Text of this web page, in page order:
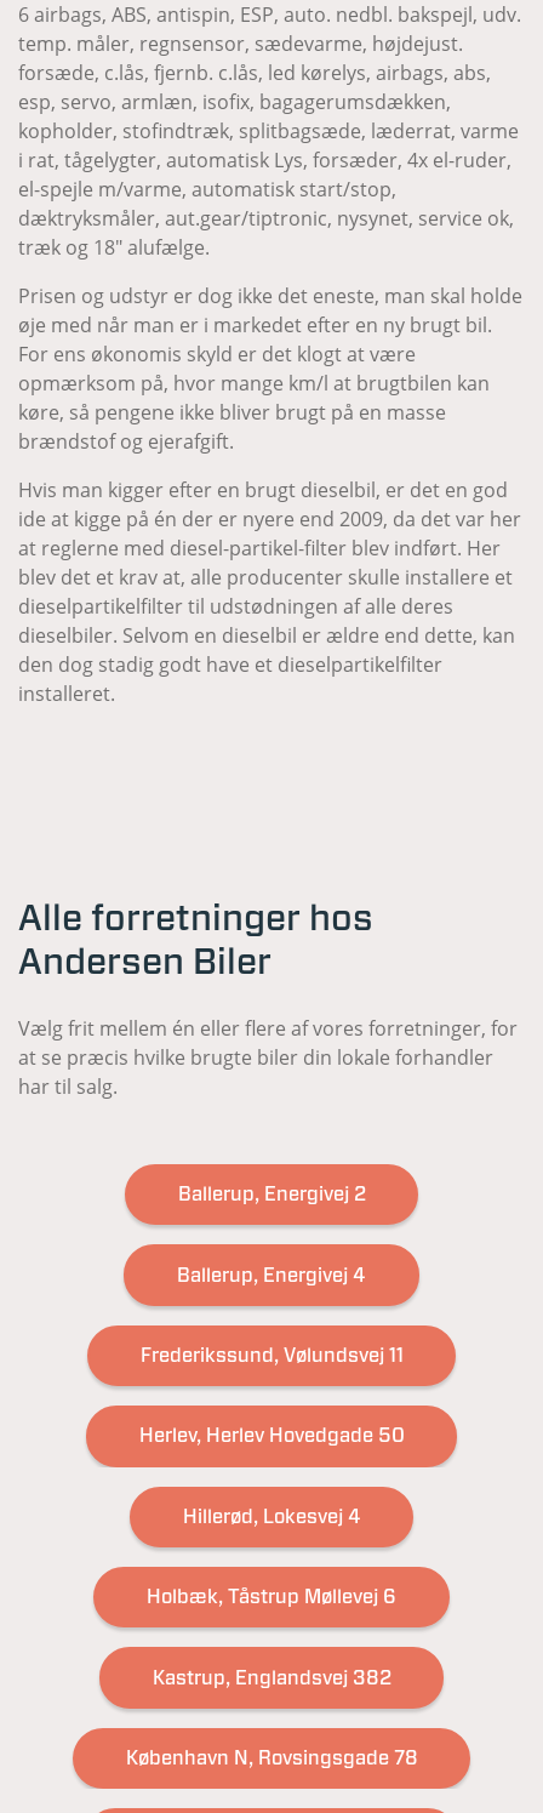
6 airbags, ABS, antispin, ESP, auto. nedbl. bakspejl, udv.
temp. måler, regnsensor, sædevarme, højdejust.
forsæde, c.lås, fjernb. c.lås, led kørelys, airbags, abs,
esp, servo, armlæn, isofix, bagagerumsdækken,
kopholder, stofindtræk, splitbagsæde, læderrat, varme
i rat, tågelygter, automatisk Lys, forsæder, 4x el-ruder,
el-spejle m/varme, automatisk start/stop,
dæktryksmåler, aut.gear/tiptronic, nysynet, service ok,
træk og 18" alufælge.
Prisen og udstyr er dog ikke det eneste, man skal holde
øje med når man er i markedet efter en ny brugt bil.
For ens økonomis skyld er det klogt at være
opmærksom på, hvor mange km/l at brugtbilen kan
køre, så pengene ikke bliver brugt på en masse
brændstof og ejerafgift.
Hvis man kigger efter en brugt dieselbil, er det en god
ide at kigge på én der er nyere end 2009, da det var her
at reglerne med diesel-partikel-filter blev indført. Her
blev det et krav at, alle producenter skulle installere et
dieselpartikelfilter til udstødningen af alle deres
dieselbiler. Selvom en dieselbil er ældre end dette, kan
den dog stadig godt have et dieselpartikelfilter
installeret.
Alle forretninger hos
Andersen Biler
Vælg frit mellem én eller flere af vores forretninger, for
at se præcis hvilke brugte biler din lokale forhandler
har til salg.
Ballerup, Energivej 2
Ballerup, Energivej 4
Frederikssund, Vølundsvej 11
Herlev, Herlev Hovedgade 50
Hillerød, Lokesvej 4
Holbæk, Tåstrup Møllevej 6
Kastrup, Englandsvej 382
København N, Rovsingsgade 78